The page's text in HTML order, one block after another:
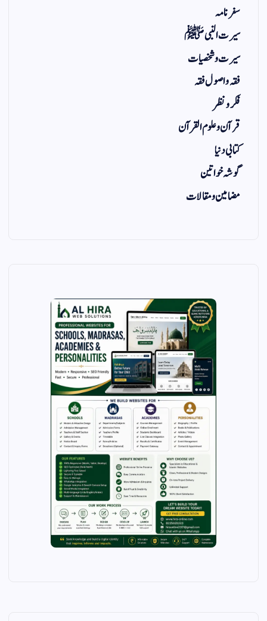
سفر نامہ
سیرت النبی ﷺ
سیرت و شخصیات
فقہ و اصول فقہ
فکر و نظر
قرآن و علوم القرآن
کتابی دنیا
گوشہ خواتین
مضامین و مقالات